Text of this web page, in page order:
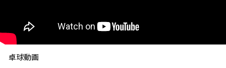
卓球動画